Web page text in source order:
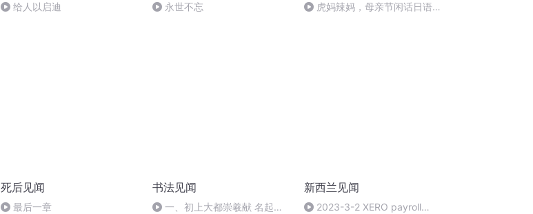
给人以启迪 永世不忘
虎妈辣妈，母亲节闲话日语里
死后见闻
最后一章
书法见闻
一、初上大都崇羲献 名起杭
新西兰见闻
2023-3-2 XERO payroll